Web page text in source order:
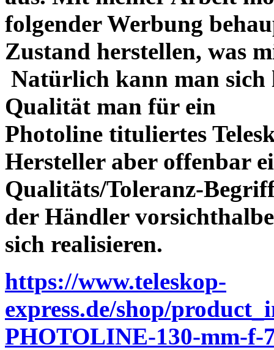
folgender Werbung
Zustand herstellen, was
Natürlich kann man sich
Qualität man für ein
Photoline tituliertes
Hersteller aber offenbar
Qualitäts/Toleranz-
der Händler
sich realisieren.
https://www.teleskop-
express.de/shop/
PHOTOLINE-130-mm-f-